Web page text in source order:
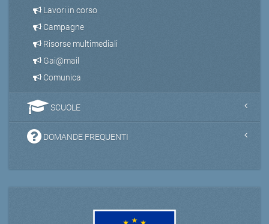
Lavori in corso
Campagne
Risorse multimediali
Gai@mail
Comunica
SCUOLE
DOMANDE FREQUENTI